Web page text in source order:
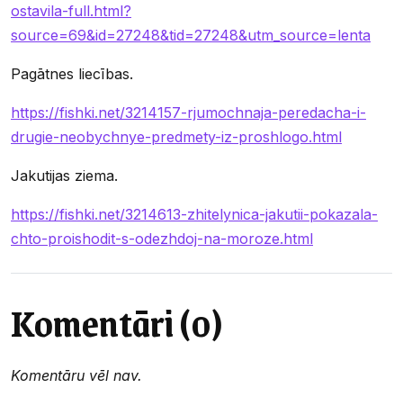
ostavila-full.html?
source=69&id=27248&tid=27248&utm_source=lenta
Pagātnes liecības.
https://fishki.net/3214157-rjumochnaja-peredacha-i-
drugie-neobychnye-predmety-iz-proshlogo.html
Jakutijas ziema.
https://fishki.net/3214613-zhitelynica-jakutii-pokazala-
chto-proishodit-s-odezhdoj-na-moroze.html
Komentāri (0)
Komentāru vēl nav.